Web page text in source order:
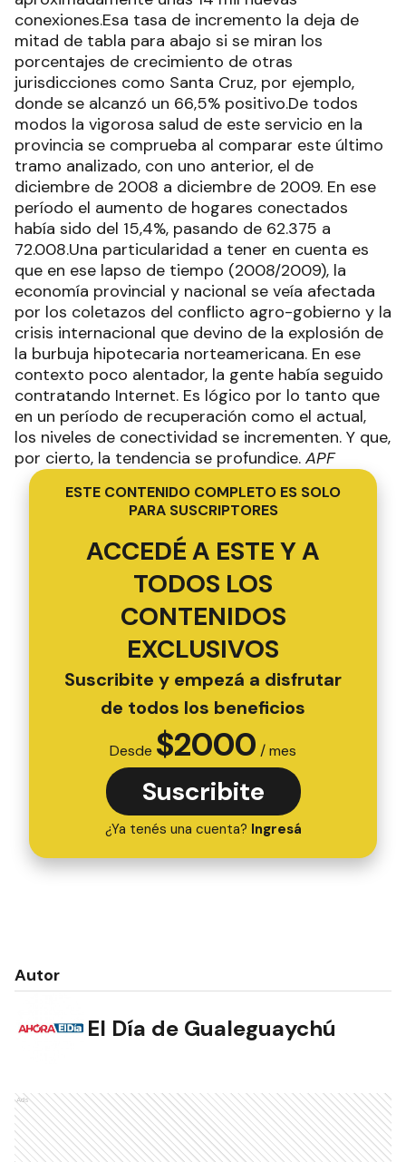
conexiones.Esa tasa de incremento la deja de
mitad de tabla para abajo si se miran los
porcentajes de crecimiento de otras
jurisdicciones como Santa Cruz, por ejemplo,
donde se alcanzó un 66,5% positivo.De todos
modos la vigorosa salud de este servicio en la
provincia se comprueba al comparar este último
tramo analizado, con uno anterior, el de
diciembre de 2008 a diciembre de 2009. En ese
período el aumento de hogares conectados
había sido del 15,4%, pasando de 62.375 a
72.008.Una particularidad a tener en cuenta es
que en ese lapso de tiempo (2008/2009), la
economía provincial y nacional se veía afectada
por los coletazos del conflicto agro-gobierno y la
crisis internacional que devino de la explosión de
la burbuja hipotecaria norteamericana. En ese
contexto poco alentador, la gente había seguido
contratando Internet. Es lógico por lo tanto que
en un período de recuperación como el actual,
los niveles de conectividad se incrementen. Y que,
por cierto, la tendencia se profundice. APF
ESTE CONTENIDO COMPLETO ES SOLO
PARA SUSCRIPTORES
ACCEDÉ A ESTE Y A
TODOS LOS
CONTENIDOS
EXCLUSIVOS
Suscribite y empezá a disfrutar
de todos los beneficios
Desde $2000 / mes
Suscribite
¿Ya tenés una cuenta? Ingresá
Autor
El Día de Gualeguaychú
Ads